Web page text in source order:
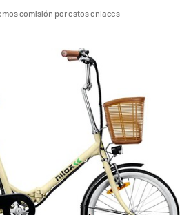
comisión por estos enlaces